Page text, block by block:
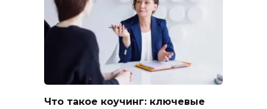
Что такое коучинг: ключевые